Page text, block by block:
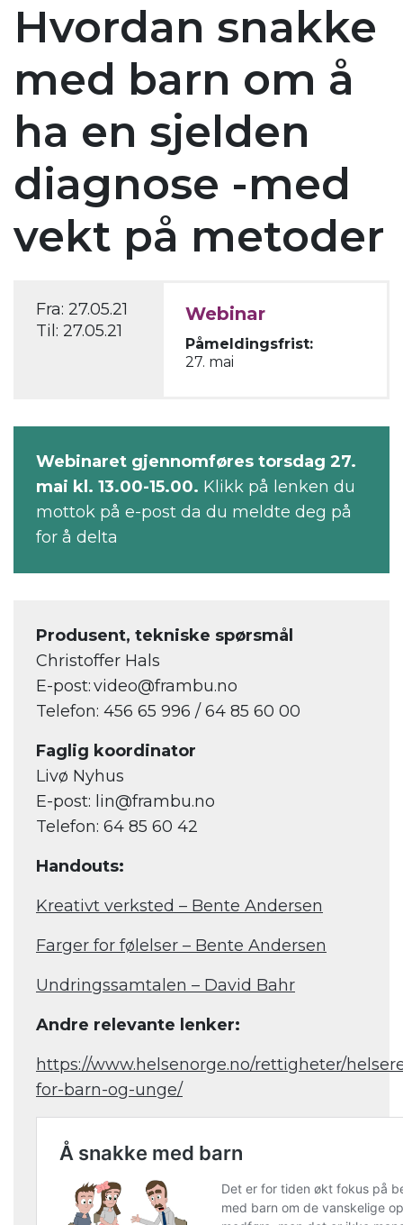
Hvordan snakke
med barn om å
ha en sjelden
diagnose -med
vekt på metoder
Fra: 27.05.21
Til: 27.05.21
Webinar
Påmeldingsfrist:
27. mai
Webinaret gjennomføres torsdag 27.
mai kl. 13.00-15.00. Klikk på lenken du
mottok på e-post da du meldte deg på
for å delta
Produsent, tekniske spørsmål
Christoffer Hals
E-post: video@frambu.no
Telefon: 456 65 996 / 64 85 60 00
Faglig koordinator
Livø Nyhus
E-post: lin@frambu.no
Telefon: 64 85 60 42
Handouts:
Kreativt verksted – Bente Andersen
Farger for følelser – Bente Andersen
Undringssamtalen – David Bahr
Andre relevante lenker:
https://www.helsenorge.no/rettigheter/
for-barn-og-unge/